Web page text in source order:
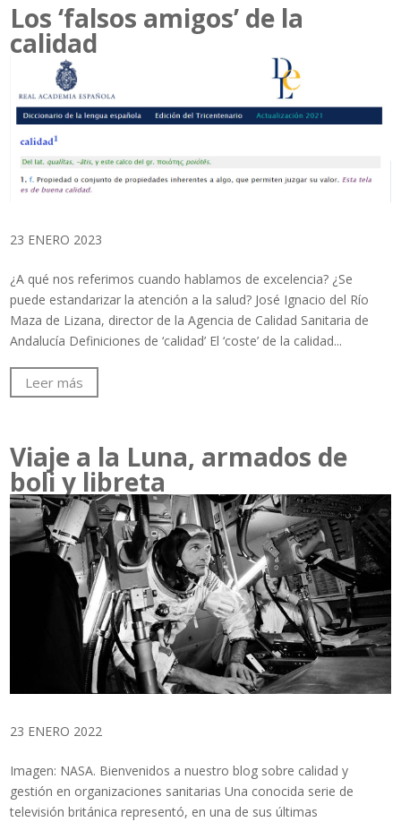
Los ‘falsos amigos’ de la
calidad
23 ENERO 2023
¿A qué nos referimos cuando hablamos de excelencia? ¿Se
puede estandarizar la atención a la salud? José Ignacio del Río
Maza de Lizana, director de la Agencia de Calidad Sanitaria de
Andalucía Definiciones de ‘calidad’ El ‘coste’ de la calidad...
Leer más
Viaje a la Luna, armados de
boli y libreta
23 ENERO 2022
Imagen: NASA. Bienvenidos a nuestro blog sobre calidad y
gestión en organizaciones sanitarias Una conocida serie de
televisión británica representó, en una de sus últimas